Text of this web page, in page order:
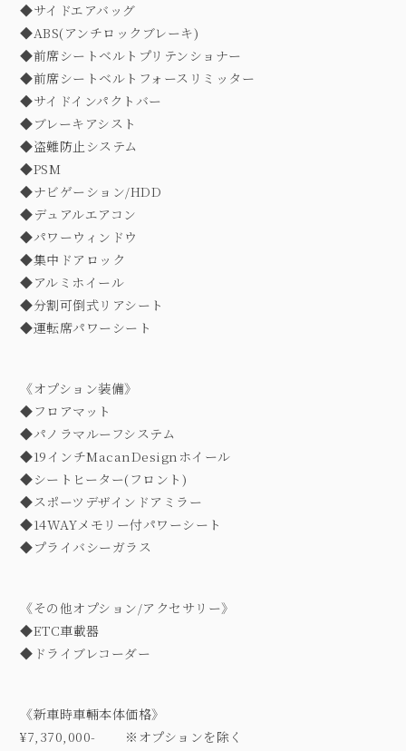
◆サイドエアバッグ
◆ABS(アンチロックブレーキ)
◆前席シートベルトプリテンショナー
◆前席シートベルトフォースリミッター
◆サイドインパクトバー
◆ブレーキアシスト
◆盗難防止システム
◆PSM
◆ナビゲーション/HDD
◆デュアルエアコン
◆パワーウィンドウ
◆集中ドアロック
◆アルミホイール
◆分割可倒式リアシート
◆運転席パワーシート
《オプション装備》
◆フロアマット
◆パノラマルーフシステム
◆19インチMacanDesignホイール
◆シートヒーター(フロント)
◆スポーツデザインドアミラー
◆14WAYメモリー付パワーシート
◆プライバシーガラス
《その他オプション/アクセサリー》
◆ETC車載器
◆ドライブレコーダー
《新車時車輛本体価格》
¥7,370,000- ※オプションを除く